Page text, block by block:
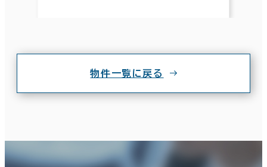
物件一覧に戻る